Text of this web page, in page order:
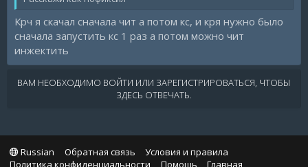
Крч я скачал сначала чит а потом кс, и кря нужно было
сначала запустить кс 1 раз а потом можно чит
инжектить
ВАМ НЕОБХОДИМО ВОЙТИ ИЛИ ЗАРЕГИСТРИРОВАТЬСЯ, ЧТОБЫ
ЗДЕСЬ ОТВЕЧАТЬ.
Russian Обратная связь
Условия и правила
Политика конфиденциальности
Помощь Главная